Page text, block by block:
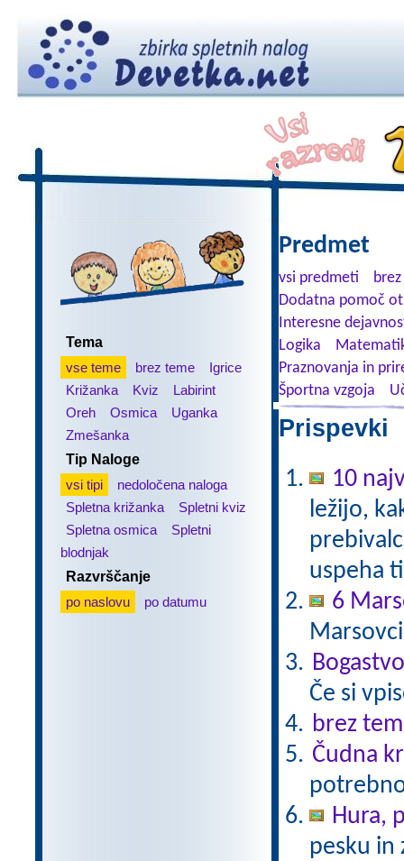
Tema
vse teme
brez teme
Igrice
Križanka
Kviz
Labirint
Oreh
Osmica
Uganka
Zmešanka
Tip Naloge
vsi tipi
nedoločena naloga
Spletna križanka
Spletni kviz
Spletna osmica
Spletni
blodnjak
Razvrščanje
po naslovu
po datumu
Predmet
vsi predmeti
Dodatna pomoč
Interesne
Logika
Praznovanja in
Športna vzgoja
Prispevki
10
ležijo,
uspeha
6
Če si
brez
Čudna
Hura,
pesku in